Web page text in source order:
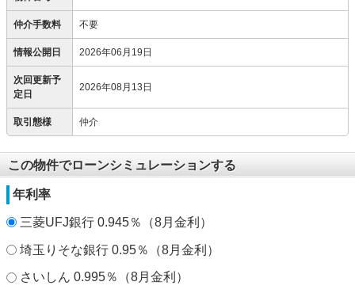
仲介手数料 不要
情報公開日 2026年06月19日
次回更新予
定日
2026年08月13日
取引態様 仲介
この物件でローンシミュレーションする
年利率
三菱UFJ銀行 0.945％（8月金利）
埼玉りそな銀行 0.95％（8月金利）
さいしん 0.995％（8月金利）